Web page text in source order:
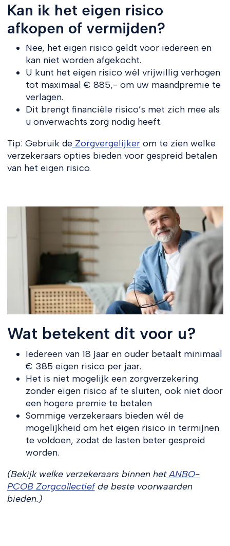
Kan ik het eigen risico
afkopen of vermijden?
Nee, het eigen risico geldt voor iedereen en
kan niet worden afgekocht.
U kunt het eigen risico wél vrijwillig verhogen
tot maximaal € 885,- om uw maandpremie te
verlagen.
Dit brengt financiële risico’s met zich mee als
u onverwachts zorg nodig heeft.
Tip: Gebruik deZorgvergelijkerom te zien welke
verzekeraars opties bieden voor gespreid betalen
van het eigen risico.
Wat betekent dit voor u?
Iedereen van 18 jaar en ouder betaalt minimaal
€ 385 eigen risico per jaar.
Het is niet mogelijk een zorgverzekering
zonder eigen risico af te sluiten, ook niet door
een hogere premie te betalen
Sommige verzekeraars bieden wél de
mogelijkheid om het eigen risico in termijnen
te voldoen, zodat de lasten beter gespreid
worden.
(Bekijk welke verzekeraars binnen het ANBO-
PCOB Zorgcollectiefde beste voorwaarden
bieden.)